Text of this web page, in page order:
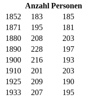
Anzahl Personen
1852
183
185
1871
195
181
1880
208
203
1890
228
197
1900
216
193
1910
201
203
1925
209
190
1933
207
195